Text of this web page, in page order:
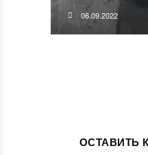
06.09.2022
ОСТАВИТЬ